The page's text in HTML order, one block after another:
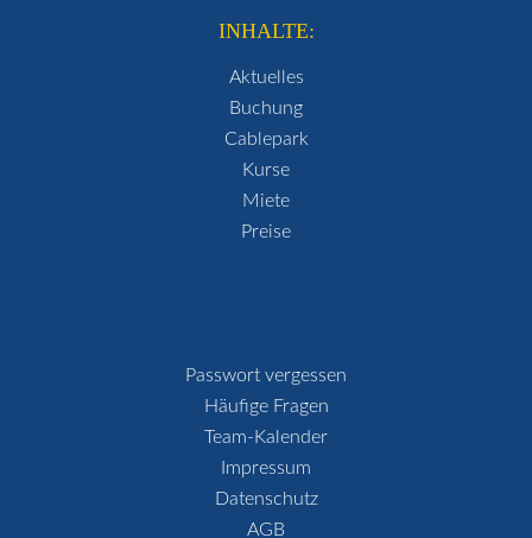
INHALTE:
Aktuelles
Buchung
Cablepark
Kurse
Miete
Preise
Passwort vergessen
Häufige Fragen
Team-Kalender
Impressum
Datenschutz
AGB